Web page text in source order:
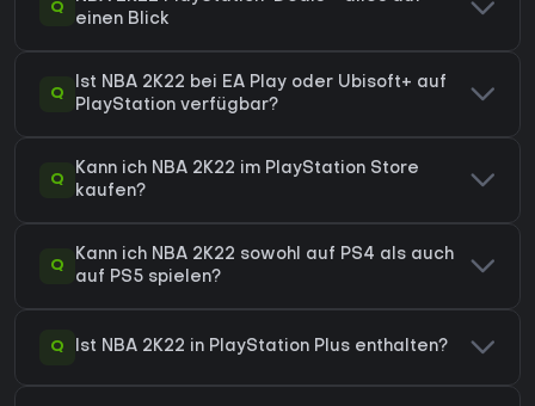
Q
einen Blick
Q
Ist NBA 2K22 bei EA Play oder Ubisoft+ auf
PlayStation verfügbar?
Q
Kann ich NBA 2K22 im PlayStation Store
kaufen?
Q
Kann ich NBA 2K22 sowohl auf PS4 als auch
auf PS5 spielen?
Q Ist NBA 2K22 in PlayStation Plus enthalten?